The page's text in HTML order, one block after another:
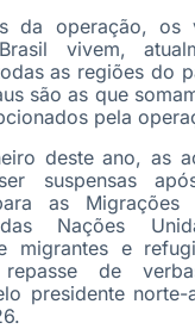
da operação, os
vivem,
as regiões do
são as que
pela
deste ano, as
suspensas
as
das Nações
migrantes e
de
presidente norte-